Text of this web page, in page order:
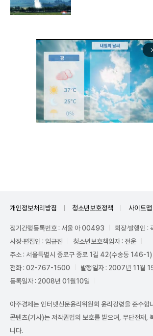
arrow_forward_ios
개인정보처리방침 청소년보호정책 사이트맵
정기간행등록번호 : 서울 아 00493
회장·발행인 :
사장·편집인 : 임규진
청소년보호책임자 : 전운
주소 : 서울특별시 종로구 종로 1길 42(수송동 146-1)
전화 : 02-767-1500
발행일자 : 2007년 11월
등록일자 : 2008년 01월10일
아주경제는 인터넷신문윤리위원회 윤리강령을 준수합
콘텐츠(기사)는 저작권법의 보호를 받으며, 무단전재,
니다.